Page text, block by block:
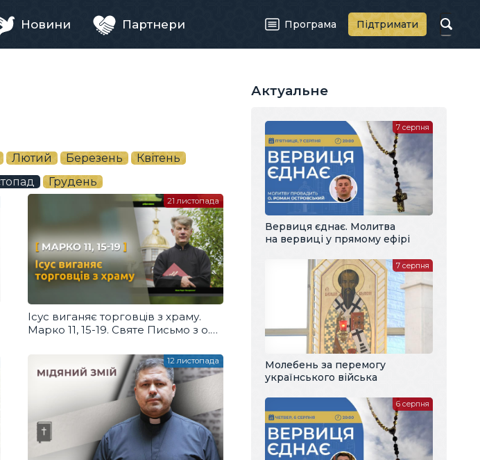
Новини Партнери Програма Підтримати
Лютий Березень
Квітень
Грудень
Ісус виганяє торговців з храму.
Марко 11, 15-19. Святе Письмо з о.
21 листопада
12 листопада
Актуальне
Вервиця єднає. Молитва
на вервиці у прямому ефірі
7 серпня
Молебень за перемогу
українського війська
7 серпня
6 серпня